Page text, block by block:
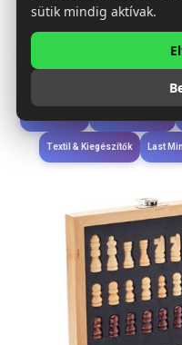
Textil & Kiegészítők Last
sütik mindig aktívak.